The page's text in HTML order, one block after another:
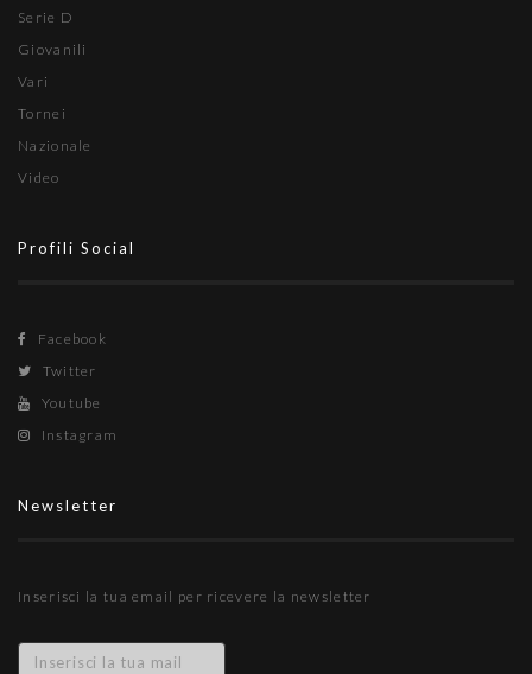
Serie D
Giovanili
Vari
Tornei
Nazionale
Video
Profili Social
Facebook
Twitter
Youtube
Instagram
Newsletter
Inserisci la tua email per ricevere la newsletter